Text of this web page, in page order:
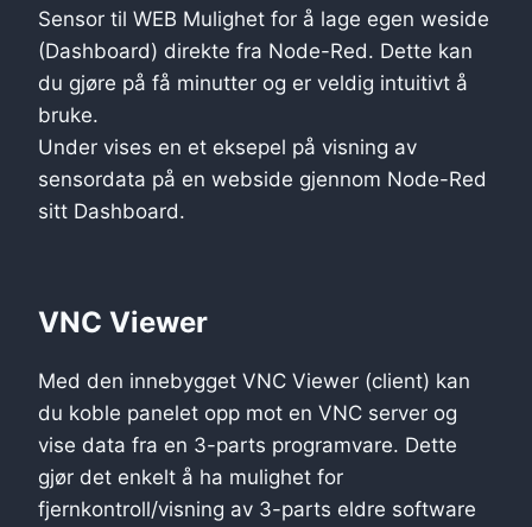
Sensor til WEB Mulighet for å lage egen weside
(Dashboard) direkte fra Node-Red. Dette kan
du gjøre på få minutter og er veldig intuitivt å
bruke.
Under vises en et eksepel på visning av
sensordata på en webside gjennom Node-Red
sitt Dashboard.
VNC Viewer
Med den innebygget VNC Viewer (client) kan
du koble panelet opp mot en VNC server og
vise data fra en 3-parts programvare. Dette
gjør det enkelt å ha mulighet for
fjernkontroll/visning av 3-parts eldre software